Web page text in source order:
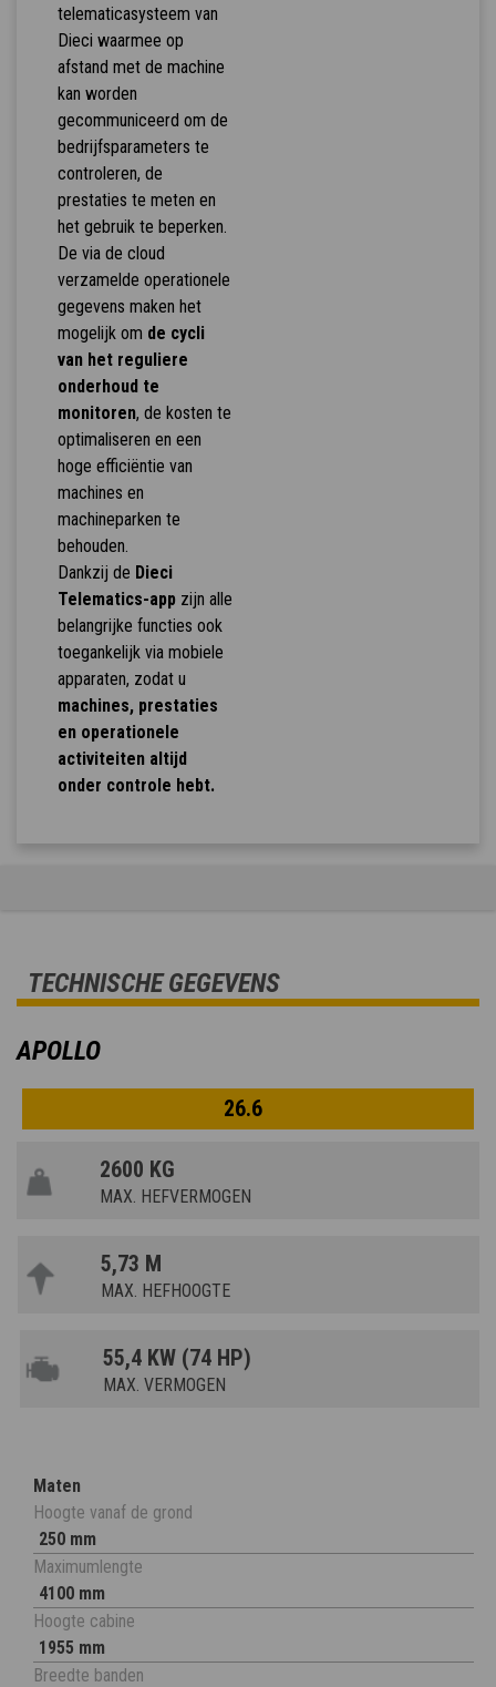
telematicasysteem van
Dieci waarmee op
afstand met de machine
kan worden
gecommuniceerd om de
bedrijfsparameters te
controleren, de
prestaties te meten en
het gebruik te beperken.
De via de cloud
verzamelde operationele
gegevens maken het
mogelijk om de cycli
van het reguliere
onderhoud te
monitoren, de kosten te
optimaliseren en een
hoge efficiëntie van
machines en
machineparken te
behouden.
Dankzij de Dieci
Telematics-appzijn alle
belangrijke functies ook
toegankelijk via mobiele
apparaten, zodat u
machines, prestaties
en operationele
activiteiten altijd
onder controle hebt.
TECHNISCHE GEGEVENS
APOLLO
26.6
2600 KG
MAX. HEFVERMOGEN
5,73 M
MAX. HEFHOOGTE
55,4 KW (74 HP)
MAX. VERMOGEN
Maten
Hoogte vanaf de grond
250 mm
Maximumlengte
4100 mm
Hoogte cabine
1955 mm
Breedte banden